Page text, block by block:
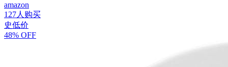
amazon
127人购买
史低价
48% OFF